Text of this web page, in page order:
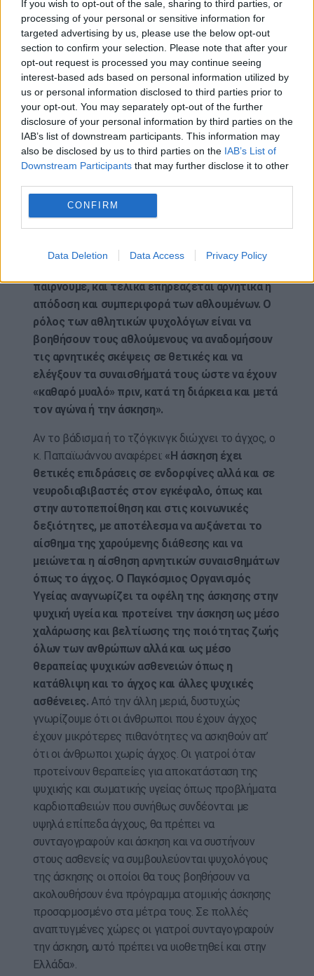
If you wish to opt-out of the sale, sharing to third parties, or
processing of your personal or sensitive information for
targeted advertising by us, please use the below opt-out
section to confirm your selection. Please note that after your
opt-out request is processed you may continue seeing
interest-based ads based on personal information utilized by
us or personal information disclosed to third parties prior to
your opt-out. You may separately opt-out of the further
disclosure of your personal information by third parties on the
IAB’s list of downstream participants. This information may
also be disclosed by us to third parties on the IAB’s List of
Downstream Participants that may further disclose it to other
CONFIRM
Data Deletion Data Access Privacy Policy
Μπορεί να επηρεαστεί αρνητικά το αποτέλεσμα
μιας άσκησης όταν έχουμε κακή ψυχολογία; Ο ίδιος
απαντά: «Πολλές φορές οι αθλητές, έχουν δίκιο
όταν αποδίδουν την κακή τους επίδοση στην κακή
ψυχολογία. Επίσης πολλές φορές αρνούμαστε να
πάμε να ασκηθούμε, έστω κι αν πρόκειται για έναν
απλό περίπατο, επικαλούμενοι κακή διάθεση. Η
κακή διάθεση και το στρες επηρεάζουν και την
διατροφή μας.Η κακή ψυχολογία στην
συναισθημάτων και αρνητικών σκέψεων που –
συνειδητά ή ασυνείδητα- κάνουμε, που
όπως η αντίληψη, η προσοχή και η
παίρνουμε, και τελικά επηρεάζεται αρνητικά η
απόδοση και συμπεριφορά των αθλουμένων. Ο
ρόλος των αθλητικών ψυχολόγων είναι να
βοηθήσουν τους αθλούμενους να αναδομήσουν
τις αρνητικές σκέψεις σε θετικές και να
ελέγξουν τα συναισθήματά τους ώστε να έχουν
«καθαρό μυαλό» πριν, κατά τη διάρκεια και μετά
τον αγώνα ή την άσκηση».
Αν το βάδισμα ή το τζόγκινγκ διώχνει το άγχος, ο
κ. Παπαϊωάννου αναφέρει: «Η άσκηση έχει
θετικές επιδράσεις σε ενδορφίνες αλλά και σε
νευροδιαβιβαστές στον εγκέφαλο, όπως και
στην αυτοπεποίθηση και στις κοινωνικές
δεξιότητες, με αποτέλεσμα να αυξάνεται το
αίσθημα της χαρούμενης διάθεσης και να
μειώνεται η αίσθηση αρνητικών συναισθημάτων
όπως το άγχος. Ο Παγκόσμιος Οργανισμός
Υγείας αναγνωρίζει τα οφέλη της άσκησης στην
ψυχική υγεία και προτείνει την άσκηση ως μέσο
χαλάρωσης και βελτίωσης της ποιότητας ζωής
όλων των ανθρώπων αλλά και ως μέσο
θεραπείας ψυχικών ασθενειών όπως η
κατάθλιψη και το άγχος και άλλες ψυχικές
ασθένειες. Από την άλλη μεριά, δυστυχώς
γνωρίζουμε ότι οι άνθρωποι που έχουν άγχος
έχουν μικρότερες πιθανότητες να ασκηθούν απ’
ότι οι άνθρωποι χωρίς άγχος. Οι γιατροί όταν
προτείνουν θεραπείες για αποκατάσταση της
ψυχικής και σωματικής υγείας όπως προβλήματα
καρδιοπαθειών που συνήθως συνδέονται με
υψηλά επίπεδα άγχους, θα πρέπει να
συνταγογραφούν και άσκηση και να συστήνουν
στους ασθενείς να συμβουλεύονται ψυχολόγους
της άσκησης οι οποίοι θα τους βοηθήσουν να
ακολουθήσουν ένα πρόγραμμα ατομικής άσκησης
προσαρμοσμένο στα μέτρα τους. Σε πολλές
αναπτυγμένες χώρες οι γιατροί συνταγογραφούν
την άσκηση, αυτό πρέπει να υιοθετηθεί και στην
Ελλάδα».